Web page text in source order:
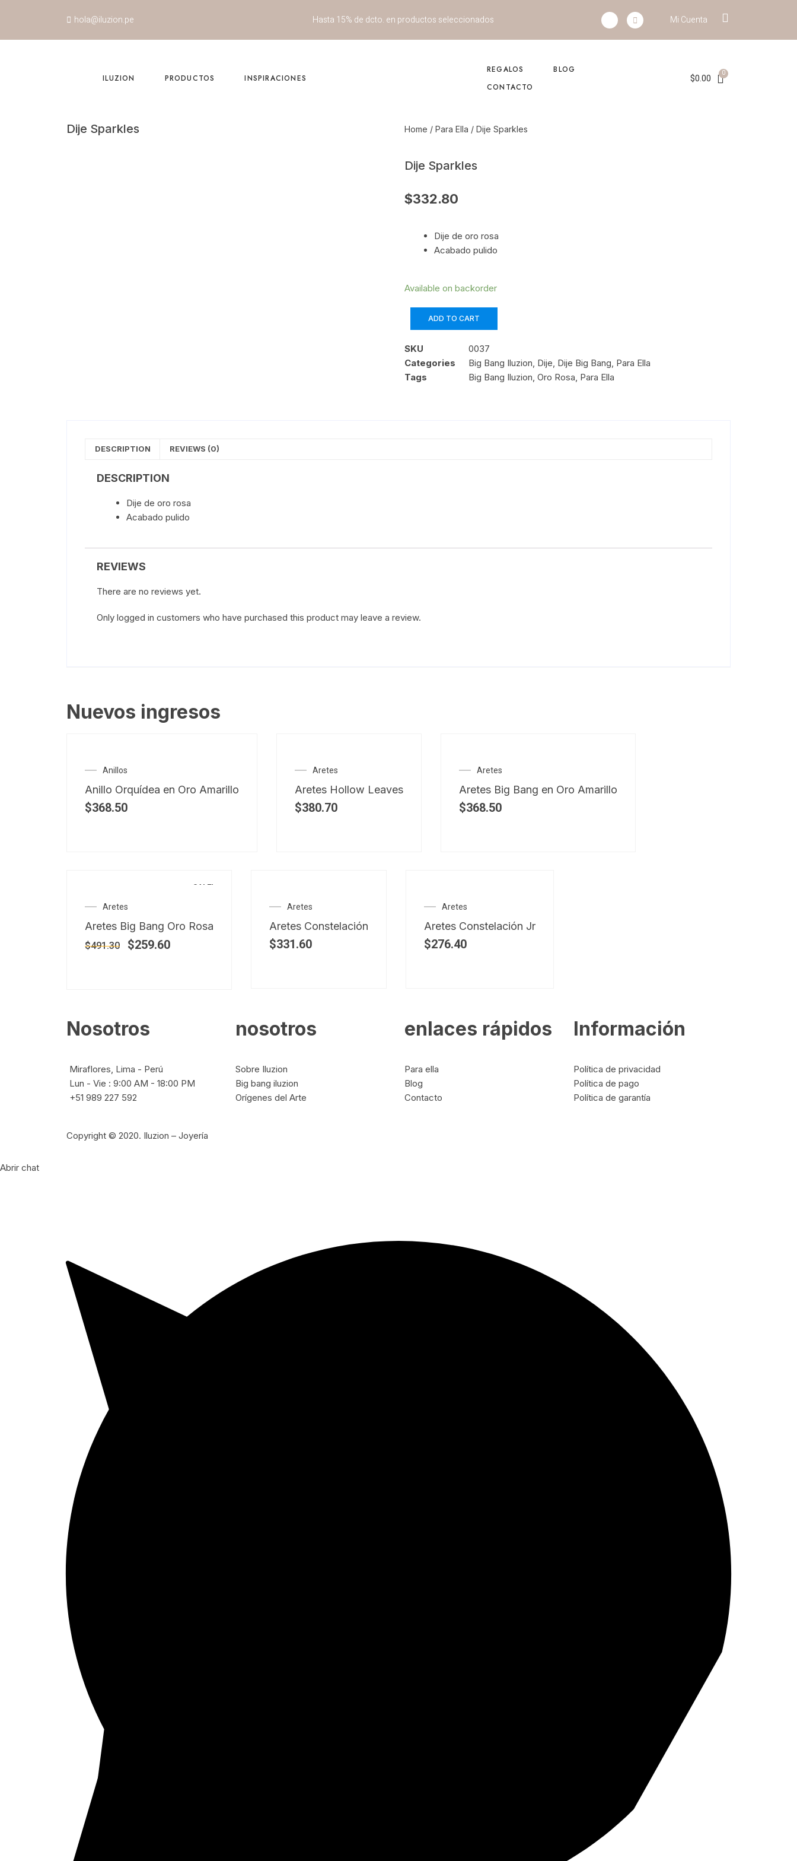
hola@iluzion.pe Hasta 15% de dcto. en productos seleccionados Mi Cuenta
ILUZION PRODUCTOS INSPIRACIONES
REGALOS
BLOG
CONTACTO
$0.00
Dije Sparkles Home / Para Ella / Dije Sparkles
Dije Sparkles
$332.80
Dije de oro rosa
Acabado pulido
Available on backorder
ADD TO CART
SKU
0037
Categories
Big Bang Iluzion, Dije, Dije Big Bang, Para Ella
Tags
Big Bang Iluzion, Oro Rosa, Para Ella
DESCRIPTION REVIEWS (0)
DESCRIPTION
Dije de oro rosa
Acabado pulido
REVIEWS
There are no reviews yet.
Only logged in customers who have purchased this product may leave a review.
Nuevos ingresos
Anillos
Anillo Orquídea en Oro Amarillo
$368.50
Aretes
Aretes Hollow Leaves
$380.70
Aretes
Aretes Big Bang en Oro Amarillo
$368.50
SALE!
Aretes
Aretes Big Bang Oro Rosa
$491.30 $259.60
Aretes
Aretes Constelación
$331.60
Aretes
Aretes Constelación Jr
$276.40
Nosotros
Miraflores, Lima - Perú
Lun - Vie : 9:00 AM - 18:00 PM
+51 989 227 592
nosotros
Sobre Iluzion
Big bang iluzion
Orígenes del Arte
enlaces rápidos
Para ella
Blog
Contacto
Información
Política de privacidad
Política de pago
Política de garantía
Copyright © 2020. Iluzion – Joyería
Abrir chat